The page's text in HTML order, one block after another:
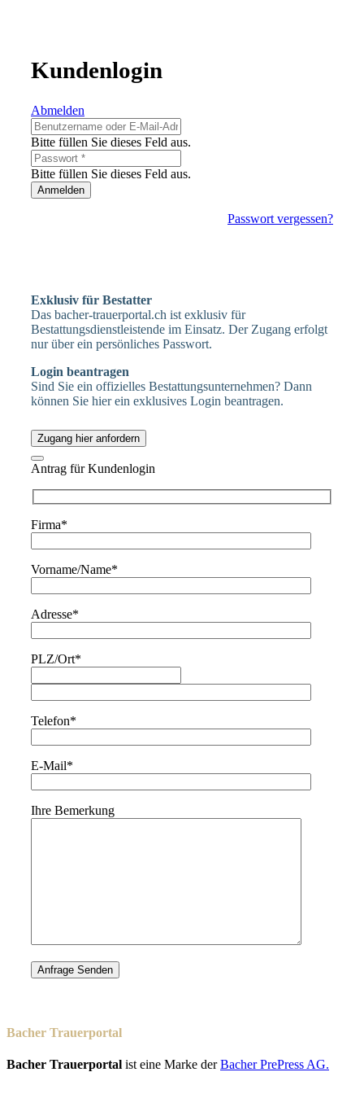
Kundenlogin
Abmelden
Bitte füllen Sie dieses Feld aus.
Bitte füllen Sie dieses Feld aus.
Anmelden
Passwort vergessen?
Exklusiv für Bestatter
Das bacher-trauerportal.ch ist exklusiv für
Bestattungsdienstleistende im Einsatz. Der Zugang erfolgt
nur über ein persönliches Passwort.
Login beantragen
Sind Sie ein offizielles Bestattungsunternehmen? Dann
können Sie hier ein exklusives Login beantragen.
Zugang hier anfordern
Antrag für Kundenlogin
Firma*
Vorname/Name*
Adresse*
PLZ/Ort*
Telefon*
E-Mail*
Ihre Bemerkung
Bacher Trauerportal
Bacher Trauerportal ist eine Marke derBacher PrePress AG.